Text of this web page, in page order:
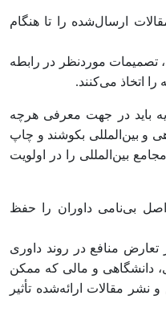
ارسال‌شده را تا هنگام
تصمیمات موردنظر در رابطه
را اتخاذ می‌کنند.
باید در جهت معرفی هرچه
و بین‌‏المللی بکوشند و چاپ
بین‌‏المللی را در اولویت
اصل بی‌نامی داوران را حفظ
تعارض منافع در روند داوری
دانشگاهی و مالی که ممکن
مقالات ارائه‌شده تأثیر